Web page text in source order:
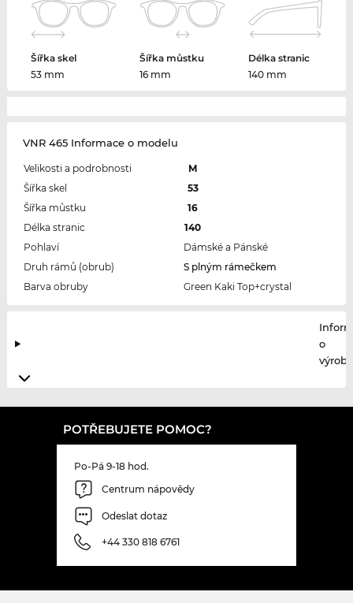
Šířka skel
53 mm
Šířka můstku
16 mm
Délka stranic
140 mm
VNR 465 Informace o modelu
Velikosti a podrobnosti
M
Šířka skel
53
Šířka můstku
16
Délka stranic
140
Pohlaví
Dámské a Pánské
Druh rámů (obrub)
S plným rámečkem
Barva obruby
Green Kaki Top+crystal
o
POTŘEBUJETE POMOC?
Po-Pá 9-18 hod.
Centrum nápovědy
Odeslat dotaz
+44 330 818 6761